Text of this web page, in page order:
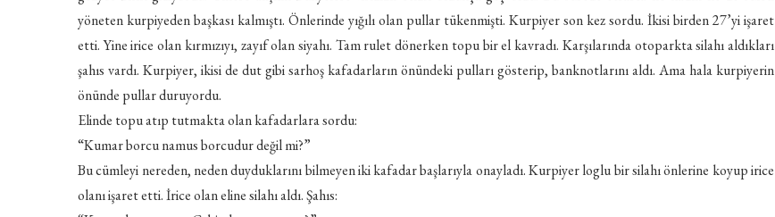
yöneten kurpiyeden başkası kalmıştı. Önlerinde yığılı olan pullar tükenmişti. Kurpiyer son kez sordu. İkisi birden 27’yi işaret
etti. Yine irice olan kırmızıyı, zayıf olan siyahı. Tam rulet dönerken topu bir el kavradı. Karşılarında otoparkta silahı aldıkları
şahıs vardı. Kurpiyer, ikisi de dut gibi sarhoş kafadarların önündeki pulları gösterip, banknotlarını aldı. Ama hala kurpiyerin
önünde pullar duruyordu.
Elinde topu atıp tutmakta olan kafadarlara sordu:
“Kumar borcu namus borcudur değil mi?”
Bu cümleyi nereden, neden duyduklarını bilmeyen iki kafadar başlarıyla onayladı. Kurpiyer loglu bir silahı önlerine koyup irice
olanı işaret etti. İrice olan eline silahı aldı. Şahıs: